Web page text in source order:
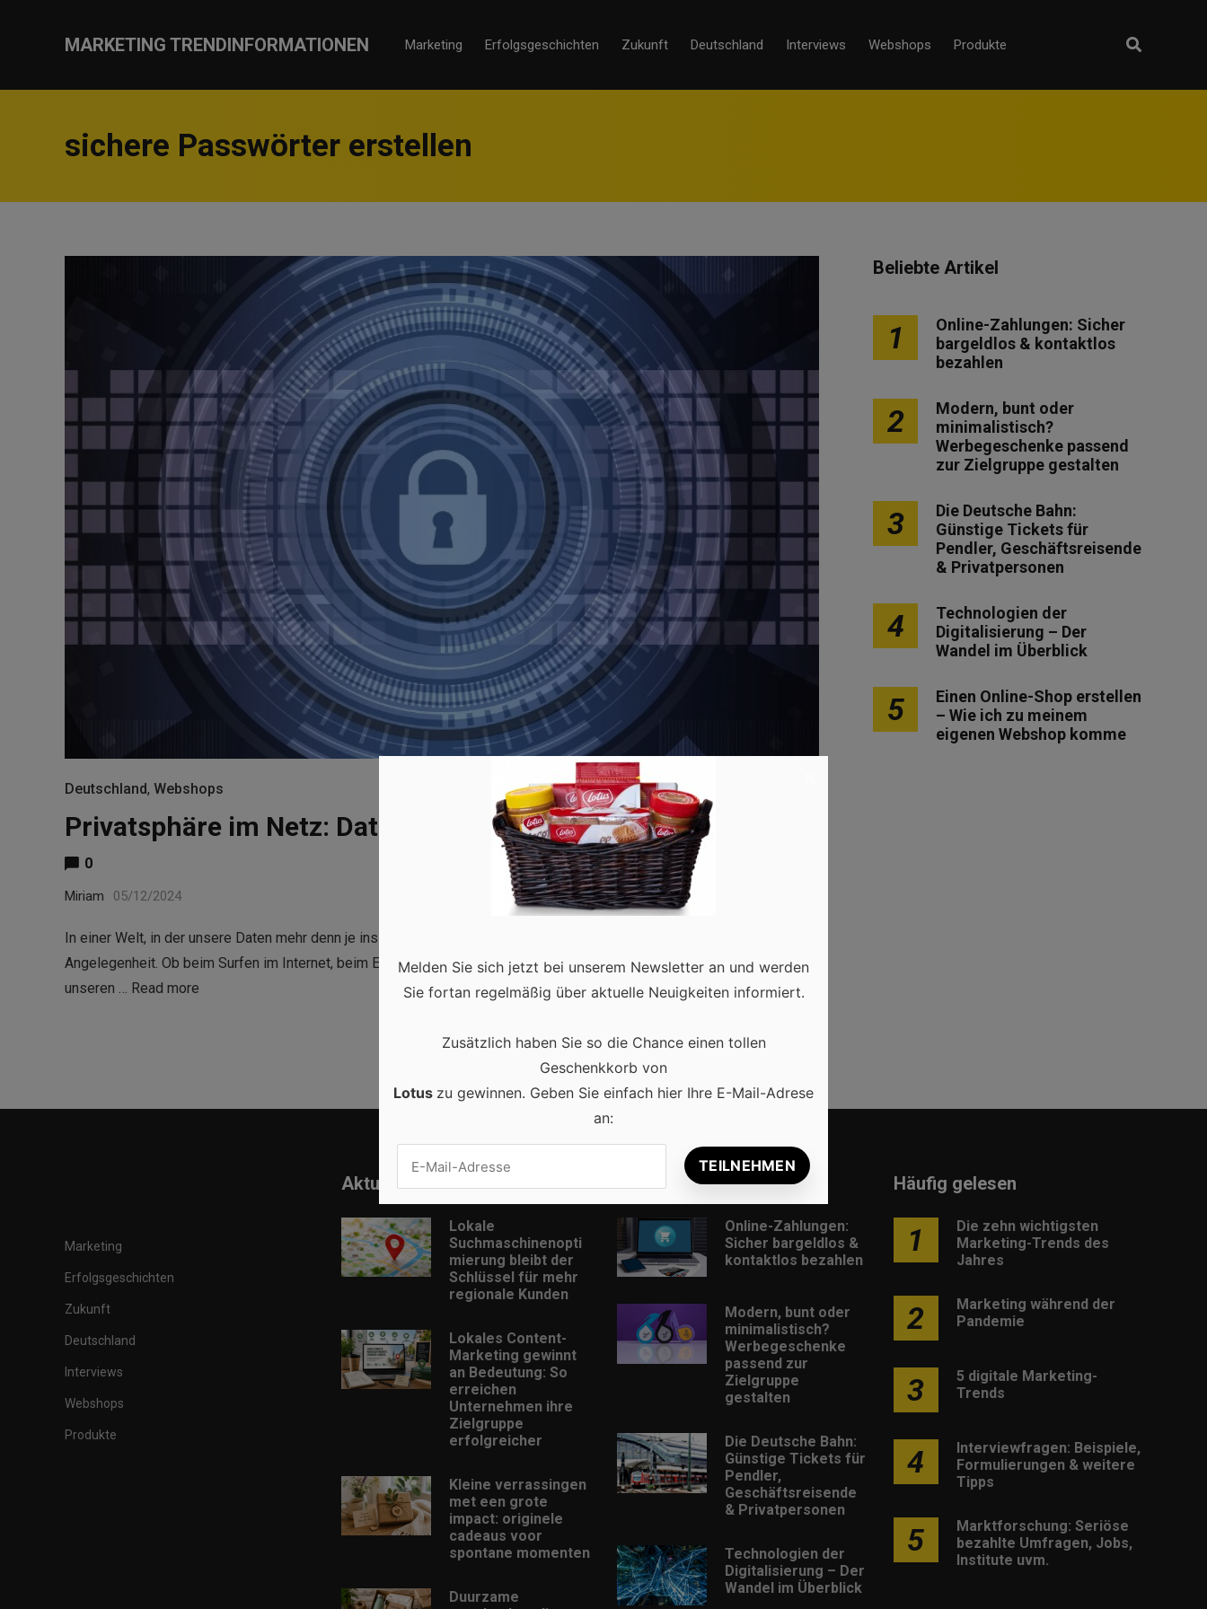
MARKETING TRENDINFORMATIONEN Marketing Erfolgsgeschichten Zukunft Deutschland Interviews Webshops Produkte
sichere Passwörter erstellen
Deutschland, Webshops
Privatsphäre im Netz: Datenschutz-Tipps für Verbraucher
0
Miriam 05/12/2024
In einer Welt, in der unsere Daten mehr denn je ins Rampenlicht rücken, wird Datenschutz für uns alle zu einer wichtigen
Angelegenheit. Ob beim Surfen im Internet, beim Einkaufen oder in sozialen Medien – es ist entscheidend, bewusst mit
unseren … Read more
Beliebte Artikel
1
Online-Zahlungen: Sicher
bargeldlos & kontaktlos
bezahlen
2
Modern, bunt oder
minimalistisch?
Werbegeschenke passend
zur Zielgruppe gestalten
3
Die Deutsche Bahn:
Günstige Tickets für
Pendler, Geschäftsreisende
& Privatpersonen
4
Technologien der
Digitalisierung – Der
Wandel im Überblick
5
Einen Online-Shop erstellen
– Wie ich zu meinem
eigenen Webshop komme
Marketing
Erfolgsgeschichten
Zukunft
Deutschland
Interviews
Webshops
Produkte
Aktuell
Lokale
Suchmaschinenopti
mierung bleibt der
Schlüssel für mehr
regionale Kunden
Lokales Content-
Marketing gewinnt
an Bedeutung: So
erreichen
Unternehmen ihre
Zielgruppe
erfolgreicher
Kleine verrassingen
met een grote
impact: originele
cadeaus voor
spontane momenten
Duurzame
Beliebt
Online-Zahlungen:
Sicher bargeldlos &
kontaktlos bezahlen
Modern, bunt oder
minimalistisch?
Werbegeschenke
passend zur
Zielgruppe
gestalten
Die Deutsche Bahn:
Günstige Tickets für
Pendler,
Geschäftsreisende
& Privatpersonen
Technologien der
Digitalisierung – Der
Wandel im Überblick
Häufig gelesen
1
Die zehn wichtigsten
Marketing-Trends des
Jahres
2
Marketing während der
Pandemie
3
5 digitale Marketing-
Trends
4
Interviewfragen: Beispiele,
Formulierungen & weitere
Tipps
5
Marktforschung: Seriöse
bezahlte Umfragen, Jobs,
Institute uvm.
Melden Sie sich jetzt bei unserem Newsletter an und werden
Sie fortan regelmäßig über aktuelle Neuigkeiten informiert.
Zusätzlich haben Sie so die Chance einen tollen
Geschenkkorb von
Lotus zu gewinnen. Geben Sie einfach hier Ihre E-Mail-Adrese
an: